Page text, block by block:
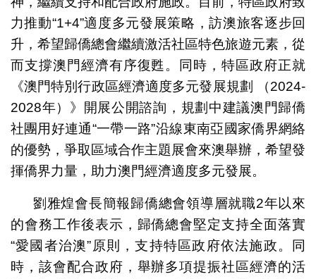
力推動“1+4”適度多元發展策略，訪澳旅客逐步回
升，希望歸僑總會繼續激活社區特色旅遊元素，從
而支撐澳門經濟有序復甦。同時，特區政府正就
《澳門特別行政區經濟適度多元發展規劃 （2024-
2028年）》開展公開諮詢，規劃中建議澳門歸僑
社團用好連通“一帶一路”沿線東南亞國家僑界網絡
的優勢，爭取區域合作主題展會來澳舉辦，希望發
揮僑界力量，助力澳門經濟適度多元發展。
劉雅煌會長簡報歸僑總會領導層就職2年以來
的會務工作後表示，歸僑總會堅定支持全面落實
“愛國者治澳”原則，支持特區政府依法施政。同
時，該會配合政府，舉辦多項提振社區經濟的活